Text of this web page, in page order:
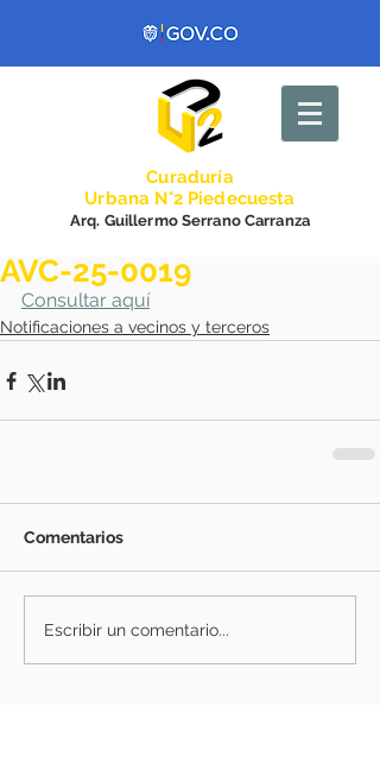
Curaduría
Urbana N°2 Piedecuesta
Arq. Guillermo Serrano Carranza
AVC-25-0019
Consultar aquí
Notificaciones a vecinos y terceros
Comentarios
Escribir un comentario...